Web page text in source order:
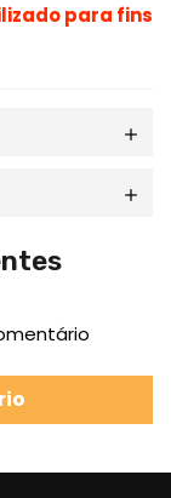
para fins